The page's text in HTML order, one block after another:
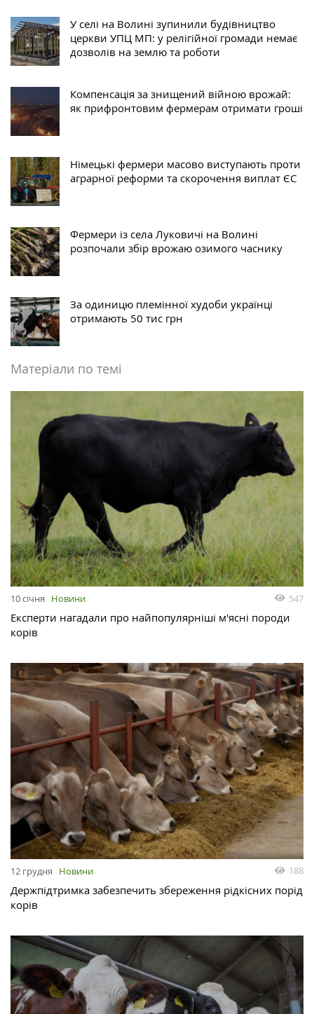
У селі на Волині зупинили будівництво
церкви УПЦ МП: у релігійної громади немає
дозволів на землю та роботи
Компенсація за знищений війною врожай:
як прифронтовим фермерам отримати гроші
Німецькі фермери масово виступають проти
аграрної реформи та скорочення виплат ЄС
Фермери із села Луковичі на Волині
розпочали збір врожаю озимого часнику
За одиницю племінної худоби українці
отримають 50 тис грн
Матеріали по темі
10 січня Новини 547
Експерти нагадали про найпопулярніші м'ясні породи
корів
12 грудня Новини 188
Держпідтримка забезпечить збереження рідкісних порід
корів